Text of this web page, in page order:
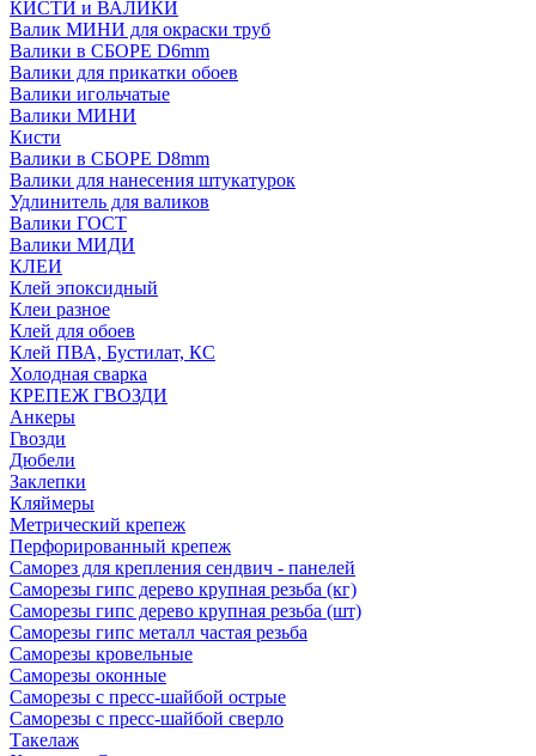
КИСТИ и ВАЛИКИ
Валик МИНИ для окраски труб
Валики в СБОРЕ D6mm
Валики для прикатки обоев
Валики игольчатые
Валики МИНИ
Кисти
Валики в СБОРЕ D8mm
Валики для нанесения штукатурок
Удлинитель для валиков
Валики ГОСТ
Валики МИДИ
КЛЕИ
Клей эпоксидный
Клеи разное
Клей для обоев
Клей ПВА, Бустилат, КС
Холодная сварка
КРЕПЕЖ ГВОЗДИ
Анкеры
Гвозди
Дюбели
Заклепки
Кляймеры
Метрический крепеж
Перфорированный крепеж
Саморез для крепления сендвич - панелей
Саморезы гипс дерево крупная резьба (кг)
Саморезы гипс дерево крупная резьба (шт)
Саморезы гипс металл частая резьба
Саморезы кровельные
Саморезы оконные
Саморезы с пресс-шайбой острые
Саморезы с пресс-шайбой сверло
Такелаж